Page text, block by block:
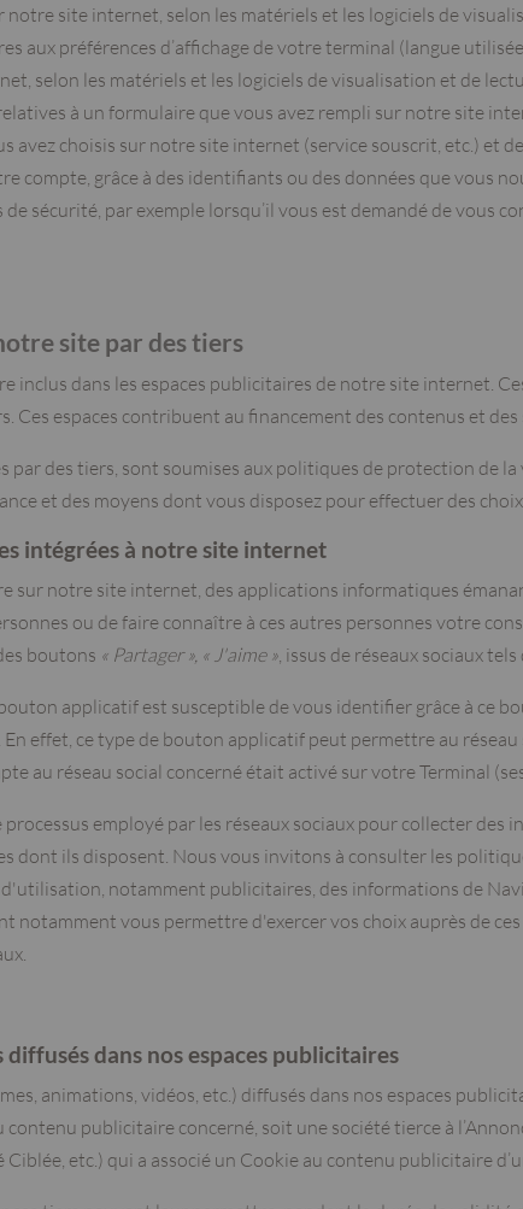
notre site internet, selon les matériels et les logiciels de
aux préférences d’affichage de votre terminal (langue
selon les matériels et les logiciels de visualisation et de
à un formulaire que vous avez rempli sur notre site
avez choisis sur notre site internet (service souscrit, etc.) et
compte, grâce à des identifiants ou des données que vous
sécurité, par exemple lorsqu’il vous est demandé de vous
site par des tiers
inclus dans les espaces publicitaires de notre site internet.
Ces espaces contribuent au financement des contenus et
par des tiers, sont soumises aux politiques de protection de
et des moyens dont vous disposez pour effectuer des choix
intégrées à notre site internet
sur notre site internet, des applications informatiques
ou de faire connaître à ces autres personnes votre
boutons « Partager », « J'aime » , issus de réseaux sociaux tels
applicatif est susceptible de vous identifier grâce à ce
effet, ce type de bouton applicatif peut permettre au
au réseau social concerné était activé sur votre Terminal
employé par les réseaux sociaux pour collecter
dont ils disposent. Nous vous invitons à consulter les
notamment publicitaires, des informations de
notamment vous permettre d'exercer vos choix auprès de
dans nos espaces publicitaires
animations, vidéos, etc.) diffusés dans nos espaces
contenu publicitaire concerné, soit une société tierce à
etc.) qui a associé un Cookie au contenu publicitaire